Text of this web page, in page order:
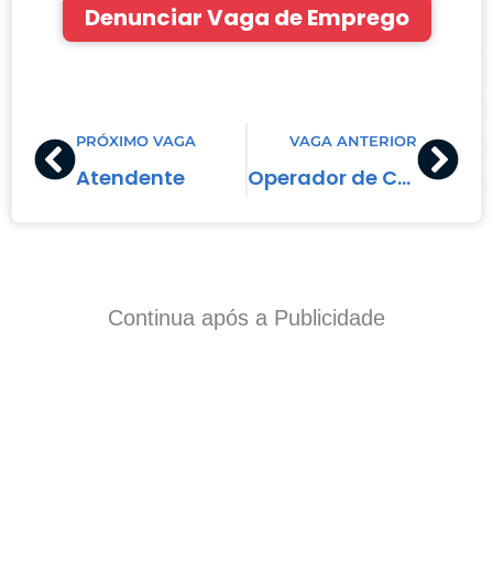
Denunciar Vaga de Emprego
Prev
PRÓXIMO VAGA
Atendente
VAGA ANTERIOR
Operador de Caixa
Continua após a Publicidade